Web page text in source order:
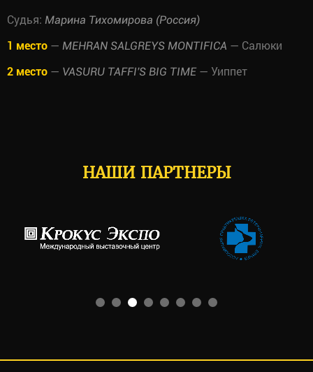
Судья: Марина Тихомирова (Россия)
1 место — MEHRAN SALGREYS MONTIFICA — Салюки
2 место — VASURU TAFFI'S BIG TIME — Уиппет
НАШИ ПАРТНЕРЫ